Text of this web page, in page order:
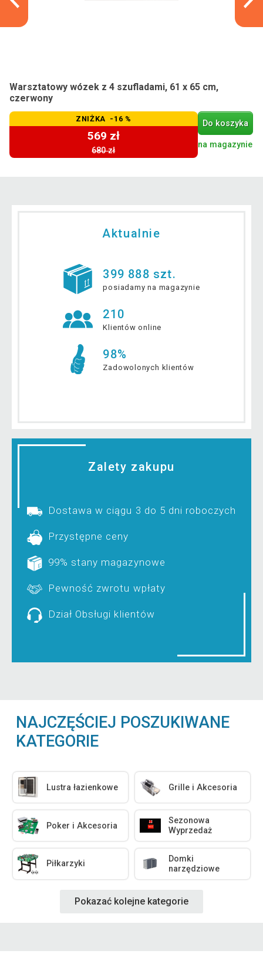
Warsztatowy wózek z 4 szufladami, 61 x 65 cm,
czerwony
ZNIŻKA -16 %
569 zł
680 zł
Do koszyka
na magazynie
Aktualnie
399 888 szt.
posiadamy na magazynie
210
Klientów online
98%
Zadowolonych klientów
Zalety zakupu
Dostawa w ciągu 3 do 5 dni roboczych
Przystępne ceny
99% stany magazynowe
Pewność zwrotu wpłaty
Dział Obsługi klientów
NAJCZĘŚCIEJ POSZUKIWANE
KATEGORIE
Lustra łazienkowe Grille i Akcesoria
Poker i Akcesoria
Sezonowa
Wyprzedaż
Piłkarzyki
Domki
narzędziowe
Pokazać kolejne kategorie